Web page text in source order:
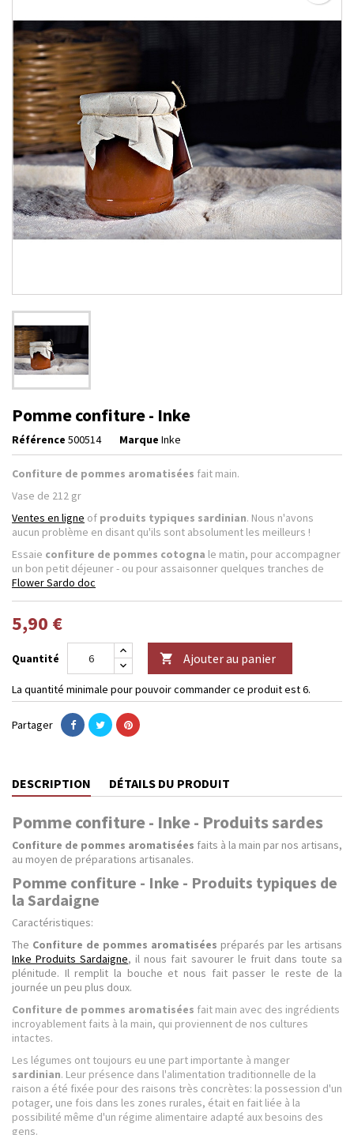
Pomme confiture - Inke
Référence 500514 Marque Inke
Confiture de pommes aromatisées fait main.
Vase de 212 gr
Ventes en ligne of produits typiques sardinian. Nous n'avons
aucun problème en disant qu'ils sont absolument les meilleurs !
Essaie confiture de pommes cotogna le matin, pour accompagner
un bon petit déjeuner - ou pour assaisonner quelques tranches de
Flower Sardo doc
5,90 €
Quantité  Ajouter au panier
La quantité minimale pour pouvoir commander ce produit est 6.
Partager
DESCRIPTION DÉTAILS DU PRODUIT
Pomme confiture - Inke - Produits sardes
Confiture de pommes aromatisées faits à la main par nos artisans,
au moyen de préparations artisanales.
Pomme confiture - Inke - Produits typiques de
la Sardaigne
Caractéristiques:
The Confiture de pommes aromatisées préparés par les artisans
Inke Produits Sardaigne, il nous fait savourer le fruit dans toute sa
plénitude. Il remplit la bouche et nous fait passer le reste de la
journée un peu plus doux.
Confiture de pommes aromatisées fait main avec des ingrédients
incroyablement faits à la main, qui proviennent de nos cultures
intactes.
Les légumes ont toujours eu une part importante à manger
sardinian. Leur présence dans l'alimentation traditionnelle de la
raison a été fixée pour des raisons très concrètes: la possession d'un
potager, une fois dans les zones rurales, était en fait liée à la
possibilité même d'un régime alimentaire adapté aux besoins des
gens.